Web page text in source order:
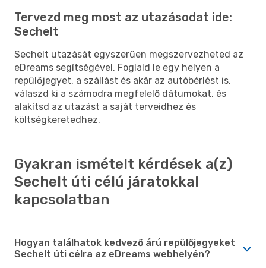
Tervezd meg most az utazásodat ide:
Sechelt
Sechelt utazását egyszerűen megszervezheted az
eDreams segítségével. Foglald le egy helyen a
repülőjegyet, a szállást és akár az autóbérlést is,
válaszd ki a számodra megfelelő dátumokat, és
alakítsd az utazást a saját terveidhez és
költségkeretedhez.
Gyakran ismételt kérdések a(z)
Sechelt úti célú járatokkal
kapcsolatban
Hogyan találhatok kedvező árú repülőjegyeket
Sechelt úti célra az eDreams webhelyén?